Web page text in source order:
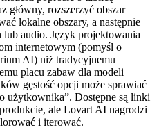
główny, rozszerzyć obszar
lokalne obszary, a następnie
audio. Język projektowania
internetowym (pomyśl o
AI) niż tradycyjnemu
placu zabaw dla modeli
gęstość opcji może sprawiać
użytkownika”. Dostępne są linki
ale Lovart AI nagrodzi
i iterować.